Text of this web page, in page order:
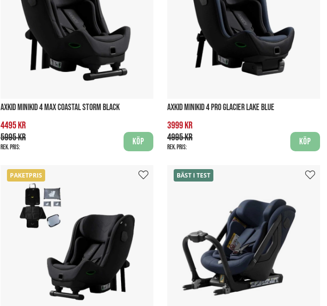
AXKID MINIKID 4 MAX COASTAL STORM BLACK
4495 kr
5995 kr
Rek. pris:
Köp
AXKID MINIKID 4 PRO GLACIER LAKE BLUE
3999 kr
4995 kr
Rek. pris:
Köp
PAKETPRIS BÄST I TEST